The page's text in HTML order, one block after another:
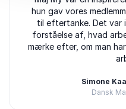
hun gav vores
til eftertanke. Det var
forståelse af, hvad
mærke efter, om man
Simone
Dansk